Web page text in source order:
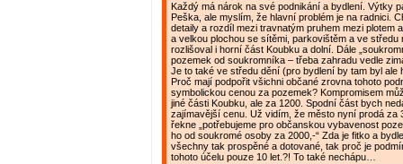
Každý má nárok na své podnikání a bydlení. Výtky
Peška, ale myslím, že hlavní problém je na radnici.
detaily a rozdíl mezi travnatým pruhem mezi plotem
a velkou plochou se sítěmi, parkovištěm a ve středu
rozlišoval i horní část Koubku a dolní. Dále
pozemek od soukromníka – třeba zahradu vedle
Je to také ve středu dění (pro bydlení by tam byl ale
Proč mají podpořit všichni občané zrovna tohoto
symbolickou cenou za pozemek? Kompromisem
jiné části Koubku, ale za 1200. Spodní část bych
zajímavější cenu. Už vidím, že město nyní prodá za
řekne „potřebujeme pro občanskou vybavenost
ho od soukromé osoby za 2000,-“ Zda je fitko a
všechny tak prospěné a dotované, tak proč je
tohoto účelu pouze 10 let.?! To také nechápu…